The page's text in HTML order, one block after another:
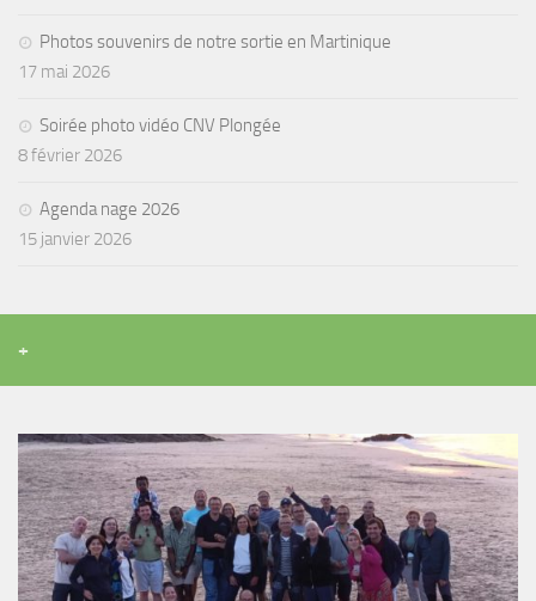
Sorties 2014
BIO SUB
Environnement et Biologie Sub
Formations
Lac Merveilleux
AUDIOVISUEL
NAP / NEV
Agenda
Les Palmes du Lac
Résultats Compétitions
Photos souvenirs de notre sortie en Martinique
17 mai 2026
Soirée photo vidéo CNV Plongée
8 février 2026
Agenda nage 2026
15 janvier 2026
+